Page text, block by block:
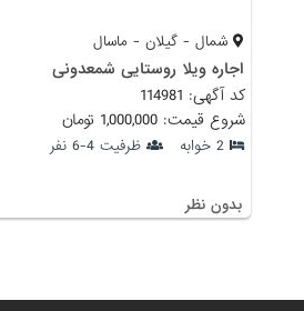
شمال - گیلان - ماسال
اجاره ویلا روستایی شمعدونی
کد آگهی: 114981
شروع قیمت: 1,000,000 تومان
2 خوابه ظرفیت 4-6 نفر
بدون نظر